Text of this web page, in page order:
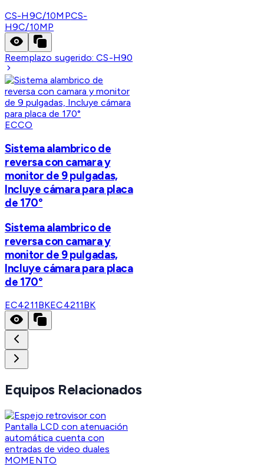
CS-H9C/10MPCS-
H9C/10MP
Reemplazo sugerido:CS-H90
ECCO
Sistema alambrico de
reversa con camara y
monitor de 9 pulgadas,
Incluye cámara para placa
de 170°
Sistema alambrico de
reversa con camara y
monitor de 9 pulgadas,
Incluye cámara para placa
de 170°
EC4211BKEC4211BK
Equipos Relacionados
MOMENTO